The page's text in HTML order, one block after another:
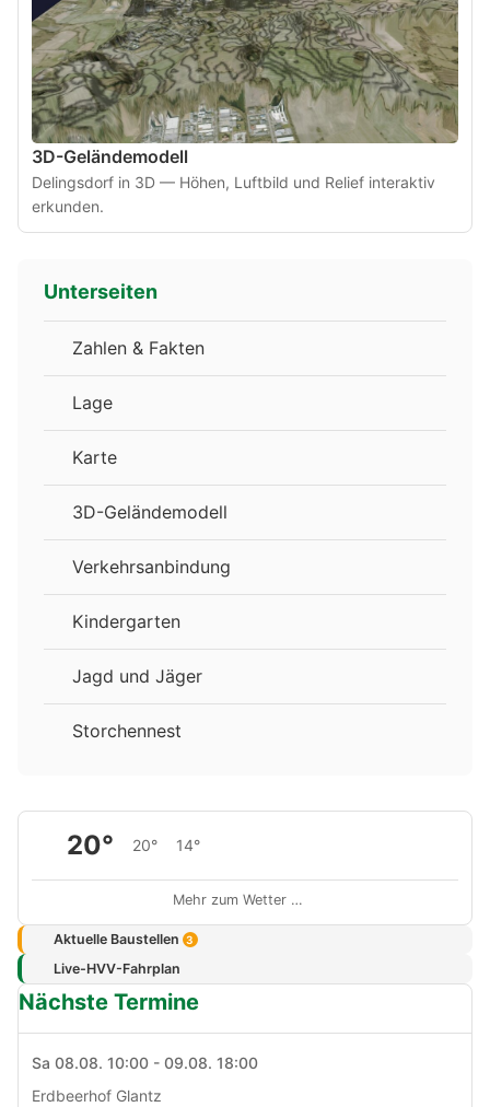
3D-Geländemodell
Delingsdorf in 3D — Höhen, Luftbild und Relief interaktiv
erkunden.
Unterseiten
Zahlen & Fakten
Lage
Karte
3D-Geländemodell
Verkehrsanbindung
Kindergarten
Jagd und Jäger
Storchennest
20° 20° 14°
Mehr zum Wetter …
Aktuelle Baustellen 3
Live-HVV-Fahrplan
Nächste Termine
Sa 08.08. 10:00 - 09.08. 18:00
Erdbeerhof Glantz